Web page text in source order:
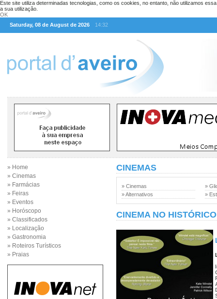
Este site utiliza determinadas tecnologias, como os cookies, no entanto, não utilizamos
a sua utilização.
OK
Saturday, 08 de August de 2026
14:32
» Home
» Cinemas
» Farmácias
» Feiras
» Eventos
» Horóscopo
» Classificados
» Localização
» Gastronomia
» Roteiros Turísticos
» Praias
CINEMAS
» Cinemas
» Alternativos
»
»
CINEMA NO HISTÓRICO